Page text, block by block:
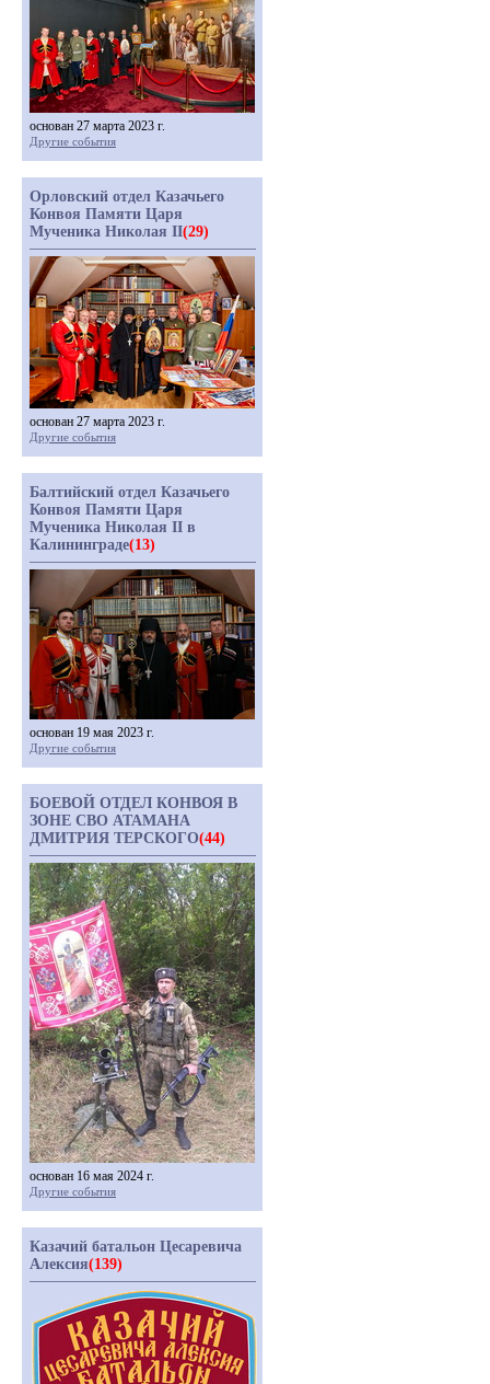
основан 27 марта 2023 г.
Другие события
Орловский отдел Казачьего
Конвоя Памяти Царя
Мученика Николая II(29)
основан 27 марта 2023 г.
Другие события
Балтийский отдел Казачьего
Конвоя Памяти Царя
Мученика Николая II в
Калининграде(13)
основан 19 мая 2023 г.
Другие события
БОЕВОЙ ОТДЕЛ КОНВОЯ В
ЗОНЕ СВО АТАМАНА
ДМИТРИЯ ТЕРСКОГО(44)
основан 16 мая 2024 г.
Другие события
Казачий батальон Цесаревича
Алексия(139)